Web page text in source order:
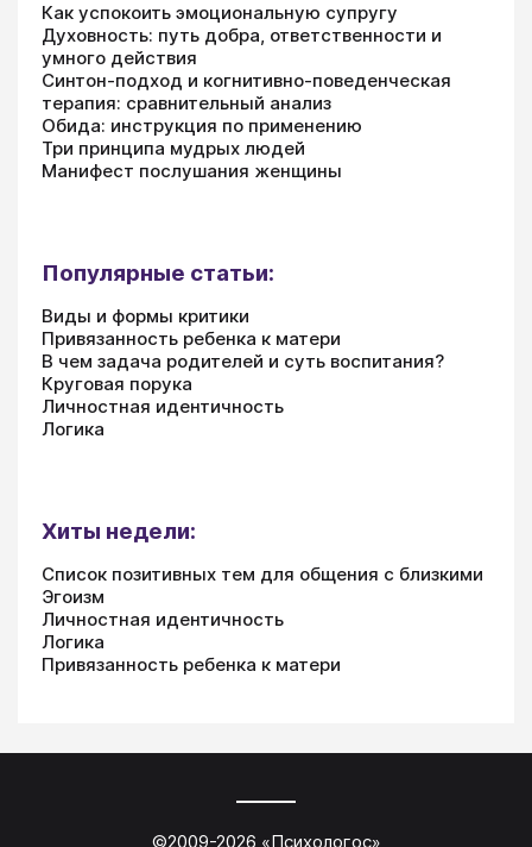
Как успокоить эмоциональную супругу
Духовность: путь добра, ответственности и
умного действия
Синтон-подход и когнитивно-поведенческая
терапия: сравнительный анализ
Обида: инструкция по применению
Три принципа мудрых людей
Манифест послушания женщины
Популярные статьи:
Виды и формы критики
Привязанность ребенка к матери
В чем задача родителей и суть воспитания?
Круговая порука
Личностная идентичность
Логика
Хиты недели:
Список позитивных тем для общения с близкими
Эгоизм
Личностная идентичность
Логика
Привязанность ребенка к матери
©2009-2026 «Психологос»